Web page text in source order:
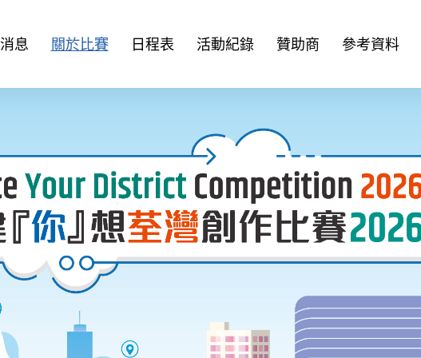
息 關於比賽 日程表 活動紀錄 贊助商 參考資料